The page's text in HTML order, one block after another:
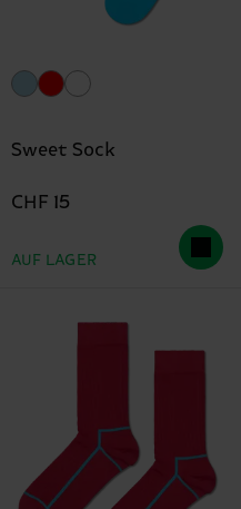
Sweet Sock
CHF 15
AUF LAGER